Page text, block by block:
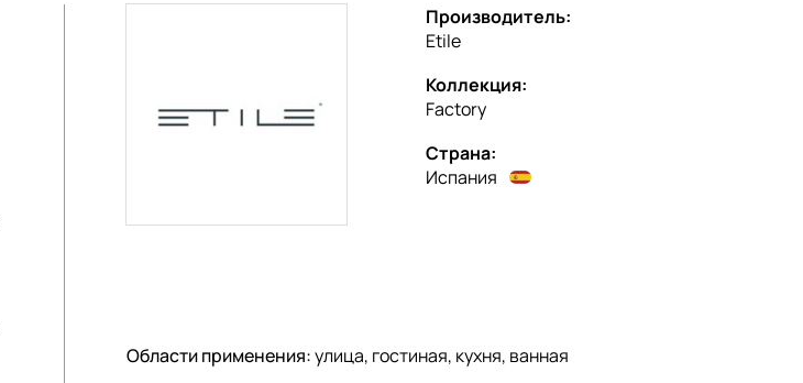
Производитель:
Etile
Коллекция:
Factory
Страна:
Испания
Области применения:улица, гостиная, кухня, ванная